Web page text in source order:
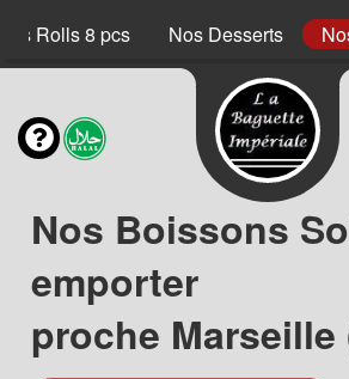
Rolls 8 pcs Nos Desserts
Nos Boissons
emporter
proche Marseille